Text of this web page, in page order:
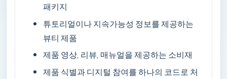
패키지
튜토리얼이나 지속가능성 정보를 제공하는
뷰티 제품
제품 영상, 리뷰, 매뉴얼을 제공하는 소비재
제품 식별과 디지털 참여를 하나의 코드로 처